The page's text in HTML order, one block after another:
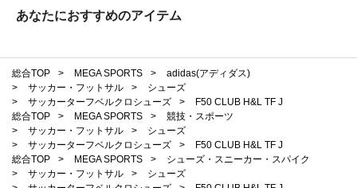
あなたにおすすめのアイテム
総合TOP > MEGA SPORTS >
adidas(アディダス)
>
サッカー・フットサル >
シューズ
>
サッカーターフベルクロシューズ >
F50 CLUB H&L TF J
総合TOP
> MEGA SPORTS >
競技・スポーツ
>
サッカー・フットサル >
シューズ
>
サッカーターフベルクロシューズ >
F50 CLUB H&L TF J
総合TOP
> MEGA SPORTS >
シューズ・スニーカー・スパイク
>
サッカー・フットサル >
シューズ